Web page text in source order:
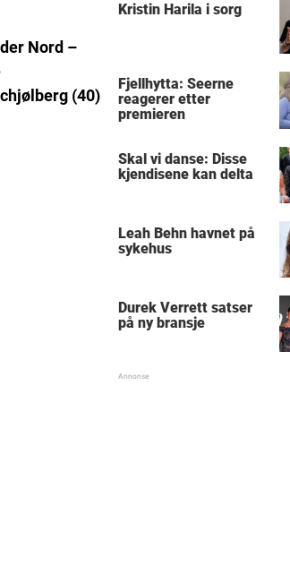
Nord –
(40)
Kristin Harila i sorg
Fjellhytta: Seerne
reagerer etter
premieren
Skal vi danse: Disse
kjendisene kan delta
Leah Behn havnet på
sykehus
Durek Verrett satser
på ny bransje